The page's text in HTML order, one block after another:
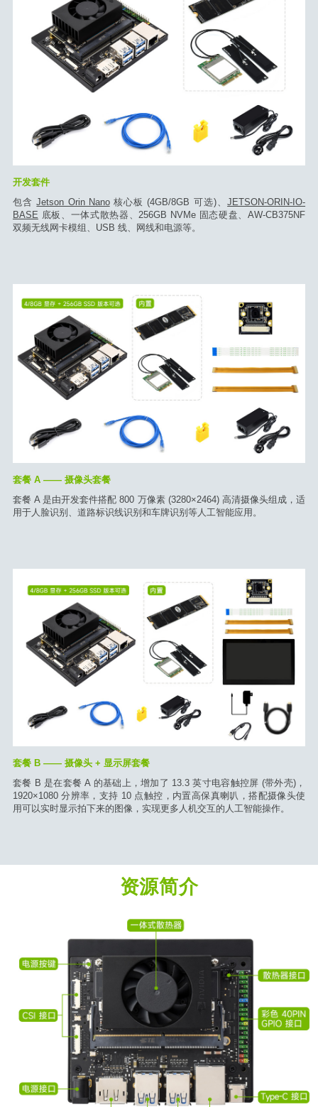
开发套件
包含Jetson Orin Nano核心板 (4GB/8GB 可选)、JETSON-ORIN-IO-
BASE 底板、一体式散热器、256GB NVMe 固态硬盘、AW-CB375NF
双频无线网卡模组、USB 线、网线和电源等。
套餐 A —— 摄像头套餐
套餐 A 是由开发套件搭配 800 万像素 (3280×2464) 高清摄像头组成，适
用于人脸识别、道路标识线识别和车牌识别等人工智能应用。
套餐 B —— 摄像头 + 显示屏套餐
套餐 B 是在套餐 A 的基础上，增加了 13.3 英寸电容触控屏 (带外壳)，
1920×1080 分辨率，支持 10 点触控，内置高保真喇叭，搭配摄像头使
用可以实时显示拍下来的图像，实现更多人机交互的人工智能操作。
资源简介